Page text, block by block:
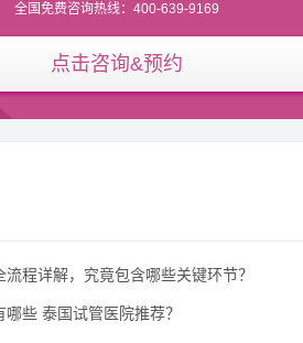
全国免费咨询热线：400-639-9169
点击咨询&预约
程详解，究竟包含哪些关键环节？
些 泰国试管医院推荐？